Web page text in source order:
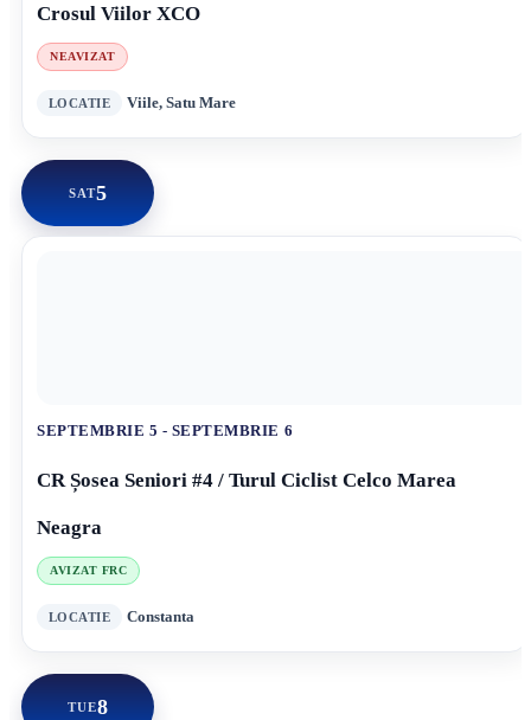
Crosul Viilor XCO
NEAVIZAT
Viile, Satu Mare
SAT5
SEPTEMBRIE 5 - SEPTEMBRIE 6
CR Șosea Seniori #4 / Turul Ciclist Celco Marea
Neagra
AVIZAT FRC
Constanta
TUE8